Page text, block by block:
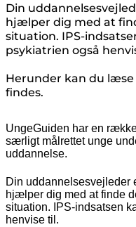
Din
hjælper dig med at
situation. IPS-
psykiatrien også
Herunder kan du
findes.
UngeGuiden har en
særligt målrettet unge
uddannelse.
Din uddannelsesvejleder
hjælper dig med at finde
situation. IPS-indsatsen
henvise til.